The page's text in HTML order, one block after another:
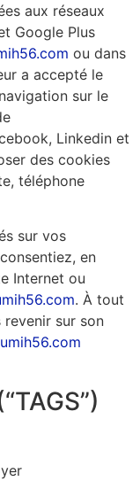
aux réseaux
Google Plus
ou dans
a accepté le
sur le
Linkedin et
des cookies
téléphone
sur vos
en
Internet ou
. À tout
revenir sur son